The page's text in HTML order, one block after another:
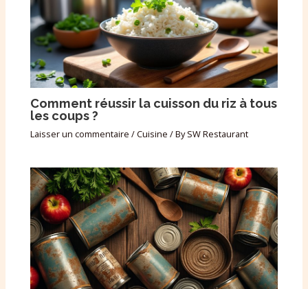
Comment réussir la cuisson du riz à tous
les coups ?
Laisser un commentaire /Cuisine / BySW Restaurant